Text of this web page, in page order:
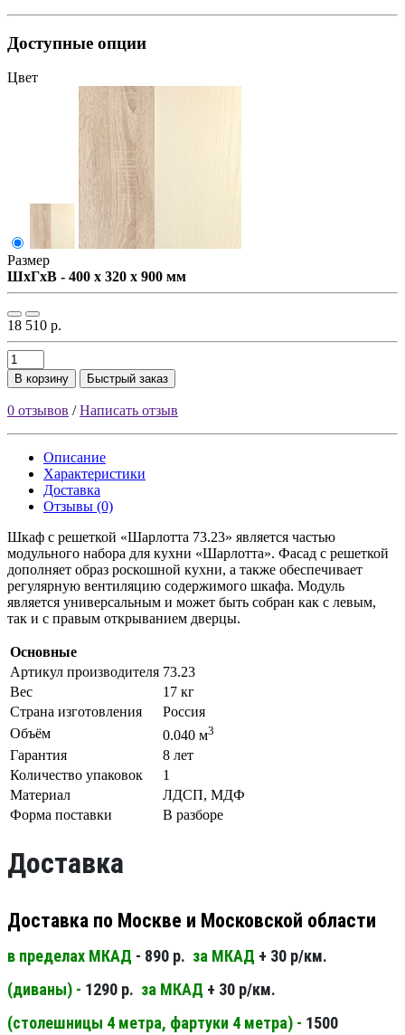
Доступные опции
Цвет
Размер
ШxГxВ - 400 x 320 x 900 мм
18 510 р.
В корзину Быстрый заказ
0 отзывов /Написать отзыв
Описание
Характеристики
Доставка
Отзывы (0)
Шкаф с решеткой «Шарлотта 73.23» является частью
модульного набора для кухни «Шарлотта». Фасад с решеткой
дополняет образ роскошной кухни, а также обеспечивает
регулярную вентиляцию содержимого шкафа. Модуль
является универсальным и может быть собран как с левым,
так и с правым открыванием дверцы.
Основные
Артикул производителя 73.23
Вес
17 кг
Страна изготовления
Россия
Объём
0.040 м3
Гарантия
8 лет
Количество упаковок
1
Материал
ЛДСП, МДФ
Форма поставки
В разборе
Доставка
Доставка по Москве и Московской области
в пределах МКАД - 890 р. за МКАД + 30 р/км.
(диваны) - 1290 р. за МКАД + 30 р/км.
(столешницы 4 метра, фартуки 4 метра) - 1500